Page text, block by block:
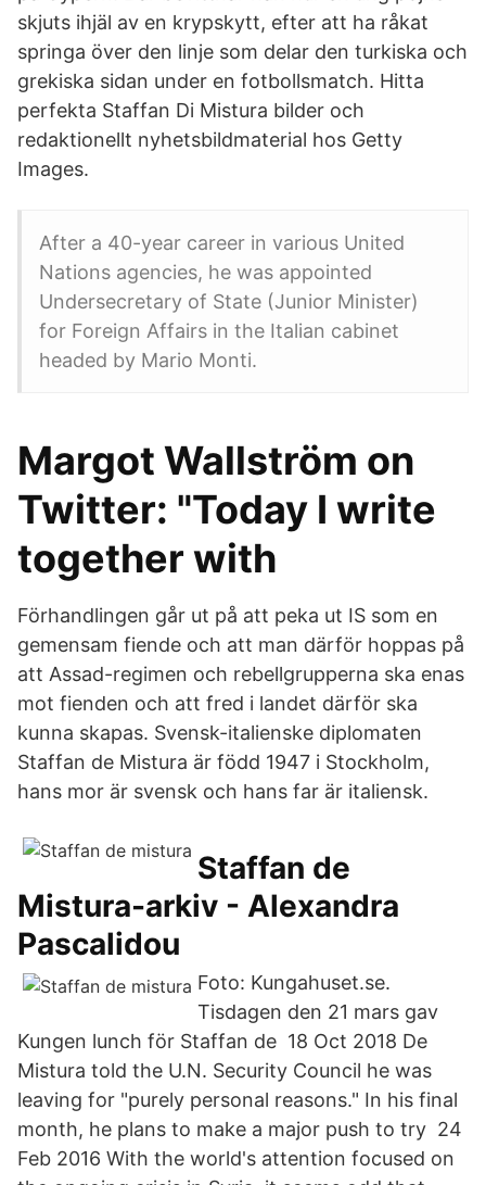
skjuts ihjäl av en krypskytt, efter att ha råkat
springa över den linje som delar den turkiska och
grekiska sidan under en fotbollsmatch. Hitta
perfekta Staffan Di Mistura bilder och
redaktionellt nyhetsbildmaterial hos Getty
Images.
After a 40-year career in various United
Nations agencies, he was appointed
Undersecretary of State (Junior Minister)
for Foreign Affairs in the Italian cabinet
headed by Mario Monti.
Margot Wallström on
Twitter: "Today I write
together with
Förhandlingen går ut på att peka ut IS som en
gemensam fiende och att man därför hoppas på
att Assad-regimen och rebellgrupperna ska enas
mot fienden och att fred i landet därför ska
kunna skapas. Svensk-italienske diplomaten
Staffan de Mistura är född 1947 i Stockholm,
hans mor är svensk och hans far är italiensk.
Staffan de
Mistura-arkiv - Alexandra
Pascalidou
Foto: Kungahuset.se.
Tisdagen den 21 mars gav
Kungen lunch för Staffan de 18 Oct 2018 De
Mistura told the U.N. Security Council he was
leaving for "purely personal reasons." In his final
month, he plans to make a major push to try 24
Feb 2016 With the world's attention focused on